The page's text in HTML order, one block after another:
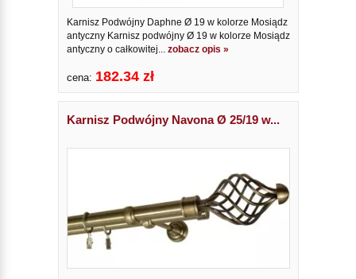
Karnisz Podwójny Daphne Ø 19 w kolorze Mosiądz
antyczny Karnisz podwójny Ø 19 w kolorze Mosiądz
antyczny o całkowitej... zobacz opis »
cena: 182.34 zł
Karnisz Podwójny Navona Ø 25/19 w...